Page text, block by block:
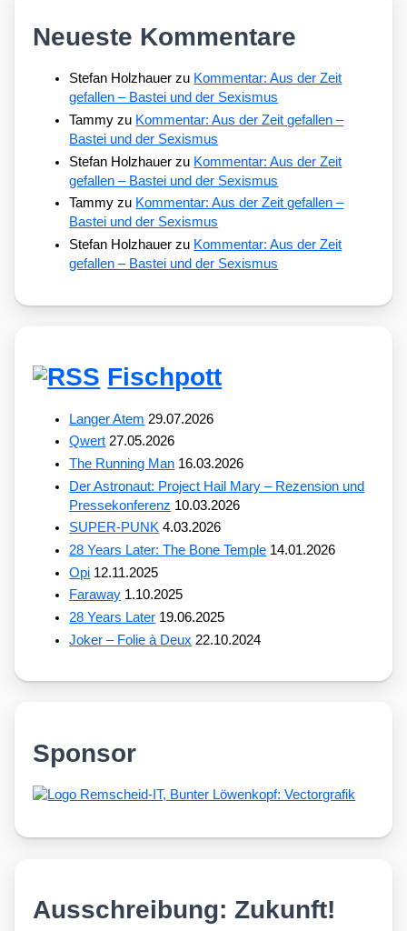
Neueste Kommentare
Stefan Holzhauer zu Kommentar: Aus der Zeit
gefallen – Bastei und der Sexismus
Tammy zu Kommentar: Aus der Zeit gefallen –
Bastei und der Sexismus
Stefan Holzhauer zu Kommentar: Aus der Zeit
gefallen – Bastei und der Sexismus
Tammy zu Kommentar: Aus der Zeit gefallen –
Bastei und der Sexismus
Stefan Holzhauer zu Kommentar: Aus der Zeit
gefallen – Bastei und der Sexismus
Fischpott
Langer Atem 29.07.2026
Qwert 27.05.2026
The Running Man 16.03.2026
Der Astronaut: Project Hail Mary – Rezension und
Pressekonferenz 10.03.2026
SUPER-PUNK 4.03.2026
28 Years Later: The Bone Temple 14.01.2026
Opi 12.11.2025
Faraway 1.10.2025
28 Years Later 19.06.2025
Joker – Folie à Deux 22.10.2024
Sponsor
Ausschreibung: Zukunft!